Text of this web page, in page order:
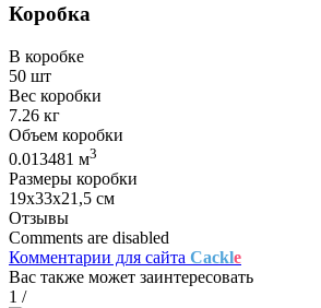
Коробка
В коробке
50 шт
Вес коробки
7.26 кг
Объем коробки
0.013481 м3
Размеры коробки
19х33х21,5 см
Отзывы
Comments are disabled
Комментарии для сайта Cackle
Вас также может заинтересовать
1 /